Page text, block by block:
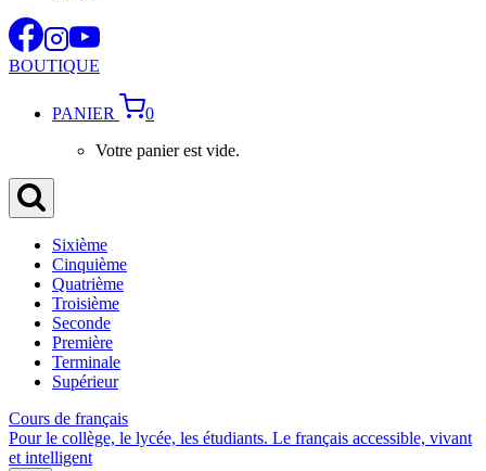
BOUTIQUE
PANIER
0
Votre panier est vide.
Sixième
Cinquième
Quatrième
Troisième
Seconde
Première
Terminale
Supérieur
Cours de français
Pour le collège, le lycée, les étudiants. Le français accessible, vivant
et intelligent